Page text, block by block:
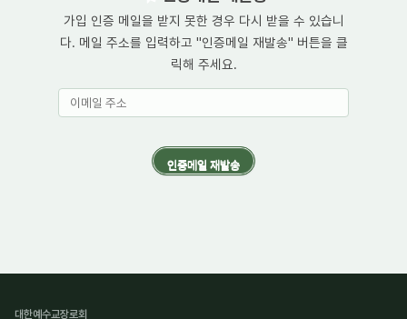
가입 인증 메일을 받지 못한 경우 다시 받을 수 있습니
다. 메일 주소를 입력하고 "인증메일 재발송" 버튼을 클
릭해 주세요.
대한예수교장로회